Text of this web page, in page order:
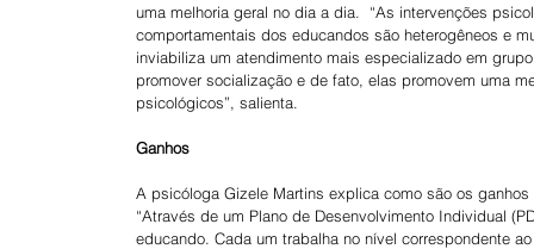
uma melhoria geral no dia a dia.  “As intervenções
comportamentais dos educandos são heterogêneos e
inviabiliza um atendimento mais especializado em
promover socialização e de fato, elas promovem uma
psicológicos”, salienta.
Ganhos
A psicóloga Gizele Martins explica como são os
“Através de um Plano de Desenvolvimento Individual
educando. Cada um trabalha no nível correspondente